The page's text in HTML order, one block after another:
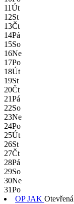
11Út
12St
13Čt
14Pá
15So
16Ne
17Po
18Út
19St
20Čt
21Pá
22So
23Ne
24Po
25Út
26St
27Čt
28Pá
29So
30Ne
31Po
OP JAK Otevřená